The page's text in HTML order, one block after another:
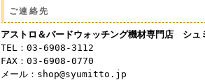
ご連絡先
アストロ＆バードウォッチング機材専門店 シュ
TEL：03-6908-3112
FAX：03-6908-0770
メール：shop@syumitto.jp